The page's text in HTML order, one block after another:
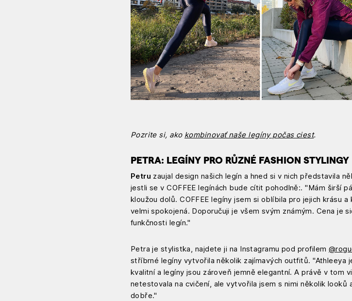
Pozrite si, ako kombinovať naše legíny počas ciest.
PETRA: LEGÍNY PRO RŮZNÉ FASHION STYLINGY
Petru zaujal design našich legín a hned si v nich představila
jestli se v COFFEE legínách bude cítit pohodlně:. "Mám širší
kloužou dolů. COFFEE legíny jsem si oblíbila pro jejich krásu
velmi spokojená. Doporučuji je všem svým známým. Cena je
funkčnosti legín."
Petra je stylistka, najdete ji na Instagramu pod profilem
stříbrné legíny vytvořila několik zajímavých outfitů. "Athleeya
kvalitní a legíny jsou zároveň jemně elegantní. A právě v tom
netestovala na cvičení, ale vytvořila jsem s nimi několik looků
dobře."